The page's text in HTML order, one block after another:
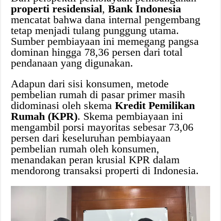
properti residensial,Bank Indonesia
mencatat bahwa dana internal pengembang
tetap menjadi tulang punggung utama.
Sumber pembiayaan ini memegang pangsa
dominan hingga 78,36 persen dari total
pendanaan yang digunakan.
Adapun dari sisi konsumen, metode
pembelian rumah di pasar primer masih
didominasi oleh skemaKredit Pemilikan
Rumah (KPR). Skema pembiayaan ini
mengambil porsi mayoritas sebesar 73,06
persen dari keseluruhan pembiayaan
pembelian rumah oleh konsumen,
menandakan peran krusial KPR dalam
mendorong transaksi properti di Indonesia.